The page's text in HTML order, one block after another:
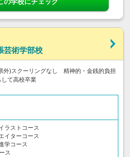
芸術学部校
外)スクーリングなし 精神的・金銭的負担
して高校卒業
ラストコース
イターコース
学コース
ス